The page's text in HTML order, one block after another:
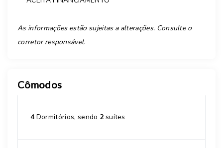
As informações estão sujeitas a alterações. Consulte o
corretor responsável.
Cômodos
4Dormitórios, sendo 2suítes